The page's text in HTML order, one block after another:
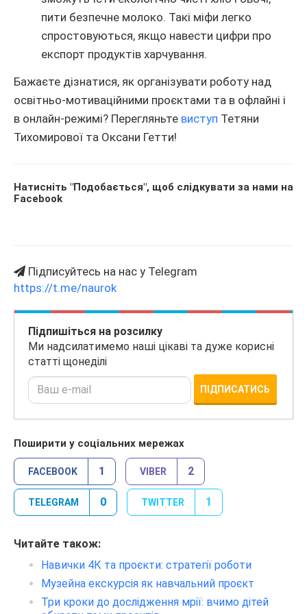
пити безпечне молоко. Такі міфи легко
спростовуються, якщо навести цифри про
експорт продуктів харчування.
Бажаєте дізнатися, як організувати роботу над
освітньо-мотиваційними проєктами та в офлайні і
в онлайн-режимі? Перегляньте виступ Тетяни
Тихомирової та Оксани Гетти!
Натисніть "Подобається", щоб слідкувати за нами на
Facebook
Підписуйтесь на нас у Telegram
https://t.me/naurok
Підпишіться на розсилку
Ми надсилатимемо наші цікаві та дуже корисні
статті щонеділі
ПІДПИСАТИСЬ
Поширити у соціальних мережах
FACEBOOK 1 VIBER 2
TELEGRAM 0 TWITTER 1
Читайте також:
Навички 4К та проєкти: стратегії роботи
Музейна екскурсія як навчальний проєкт
Три кроки до дослідження мрії: вчимо дітей